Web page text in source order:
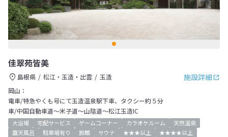
佳翠苑皆美
施設詳細
島根県 松江・玉造・出雲
玉造
岡山：
電車/特急やくも号にて玉造温泉駅下車、タクシー約５分
車/中国自動車道～米子道～山陰道～松江玉造IC
大浴場 宅配サービス ゲームコーナー カラオケルーム
天然温泉
露天風呂
駐車場有り 旅館 サウナ ★★★以上
★★★★以上